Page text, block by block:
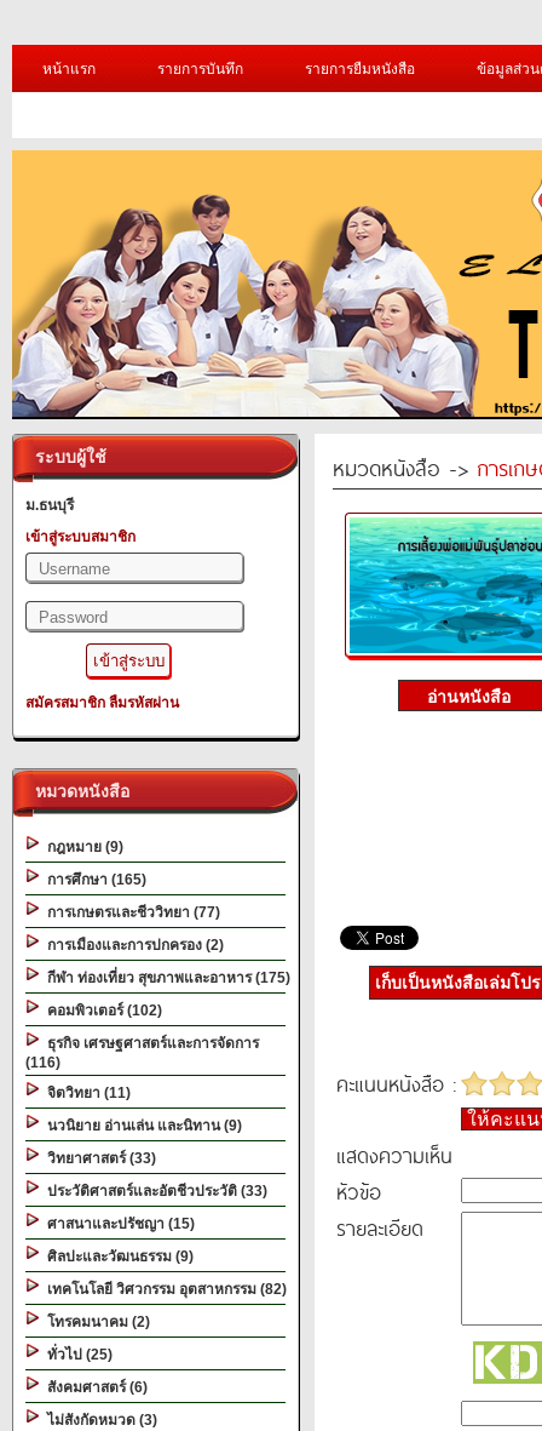
หน้าแรก รายการบันทึก รายการยืมหนังสือ ข้อมูลส่ว
ระบบผู้ใช้
ม.ธนบุรี
เข้าสู่ระบบสมาชิก
สมัครสมาชิก ลืมรหัสผ่าน
หมวดหนังสือ
กฎหมาย (9)
การศึกษา (165)
การเกษตรและชีววิทยา (77)
การเมืองและการปกครอง (2)
กีฬา ท่องเที่ยว สุขภาพและอาหาร (175)
คอมพิวเตอร์ (102)
ธุรกิจ เศรษฐศาสตร์และการจัดการ
(116)
จิตวิทยา (11)
นวนิยาย อ่านเล่น และนิทาน (9)
วิทยาศาสตร์ (33)
ประวัติศาสตร์และอัตชีวประวัติ (33)
ศาสนาและปรัชญา (15)
ศิลปะและวัฒนธรรม (9)
เทคโนโลยี วิศวกรรม อุตสาหกรรม (82)
โทรคมนาคม (2)
ทั่วไป (25)
สังคมศาสตร์ (6)
ไม่สังกัดหมวด (3)
หมวดหนังสือ -> การเก
เก็บเป็นหนังสือเล่มโป
คะแนนหนังสือ :
ให้คะแ
แสดงความเห็น
หัวข้อ
รายละเอียด